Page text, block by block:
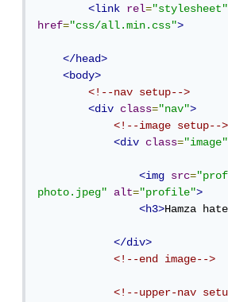
<link
rel="stylesheet"
href="css/all.min.css">
</head>
<body>
<!--nav setup-->
<div
class="nav">
<!--image setup-->
<div
class=
<img src=
photo.jpeg"
alt="profile">
<h3>Hamza
</div>
<!--end image-->
<!--upper-nav